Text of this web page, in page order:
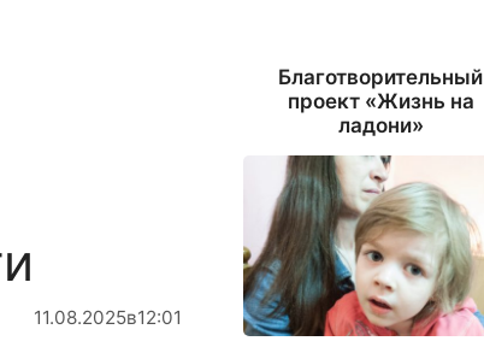
11.08.2025в12:01
Благотворительный
проект «Жизнь на
ладони»